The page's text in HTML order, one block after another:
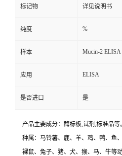
标记物 详见说明书
纯度 %
样本 Mucin-2
应用 ELISA
是否进口 是
产品主要成分：酶标板,试剂 ,标准品等。
种属：马铃薯、鹿、羊、鸡、鸭、鱼
裸鼠、兔子、猪、犬、猴、马、牛等动